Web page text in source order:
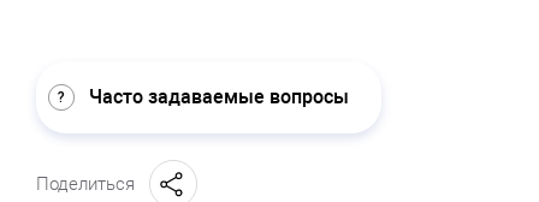
Часто задаваемые вопросы
Поделиться